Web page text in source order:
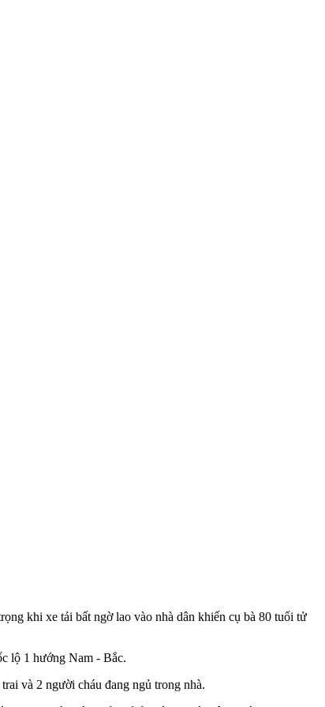
khi xe tải bất ngờ lao vào nhà dân khiến cụ bà 80 tuổi t‌ử
lộ 1 hướng Nam - Bắc.
và 2 người cháu đang ngủ trong nhà.